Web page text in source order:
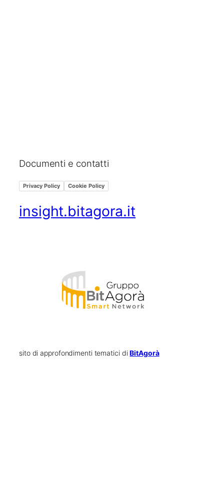
Documenti e contatti
Privacy Policy Cookie Policy
insight.bitagora.it
sito di approfondimenti tematici diBitAgorà